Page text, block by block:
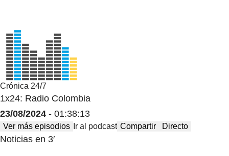
Crónica 24/7
1x24: Radio Colombia
23/08/2024 - 01:38:13
Ver más episodios Ir al podcast Compartir Directo
Noticias en 3′